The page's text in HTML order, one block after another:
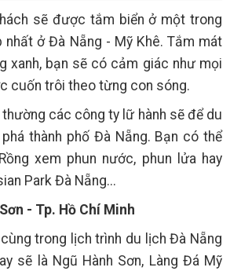
sẽ được tắm biển ở một trong
nhất ở Đà Nẵng - Mỹ Khê. Tắm mát
xanh, bạn sẽ có cảm giác như mọi
cuốn trôi theo từng con sóng.
các công ty lữ hành sẽ để du
thành phố Đà Nẵng. Bạn có thể
xem phun nước, phun lửa hay
Park Đà Nẵng...
- Tp. Hồ Chí Minh
trong lịch trình du lịch Đà Nẵng
sẽ là Ngũ Hành Sơn, Làng Đá Mỹ